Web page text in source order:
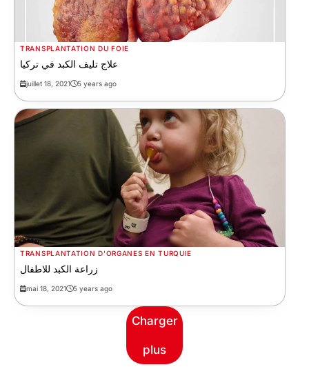
TRANSPLANTATION DU FOIE
علاج تليف الكبد في تركيا
juillet 18, 2021 5 years ago
TRANSPLANTATION D'ORGANES EN TURQUIE
زراعة الكبد للاطفال
mai 18, 2021 5 years ago
Charger
plus